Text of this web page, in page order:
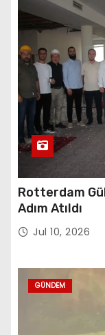
Rotterdam
Adım Atıldı
Jul 10, 2026
GÜNDEM